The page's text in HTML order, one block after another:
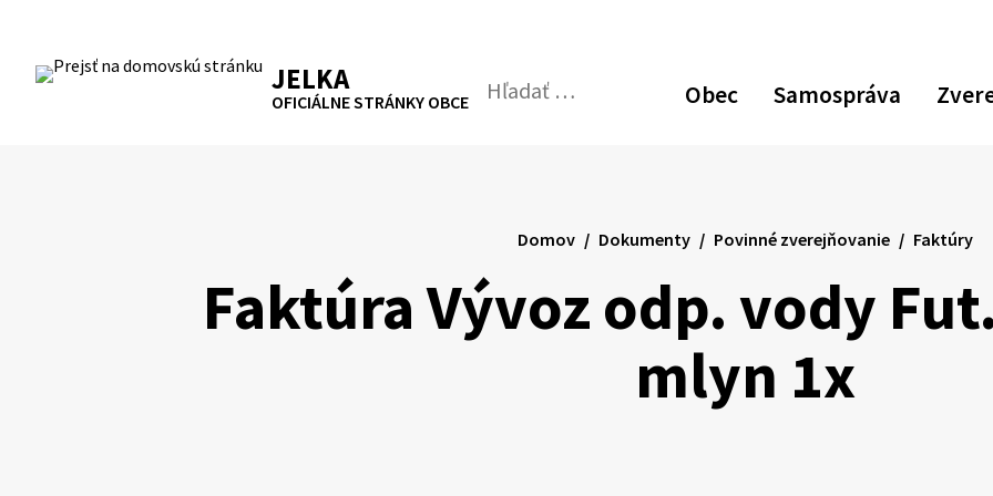
obsah
RSS Mapa Tlačiť
JELKA
OFICIÁLNE STRÁNKY OBCE Obec Samospráva
Hľadať:
Odoslať
Faktúra Vývoz odp. vody
mlyn 1x
Domov Dokumenty Povinné zverejňovanie Faktúry